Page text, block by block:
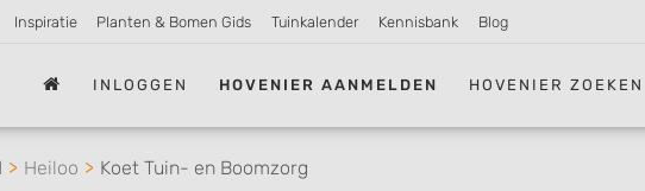
Inspiratie Planten & Bomen Gids Tuinkalender Kennisbank Blog
INLOGGEN HOVENIER AANMELDEN HOVENIER ZOEKEN
Heiloo Koet Tuin- en Boomzorg